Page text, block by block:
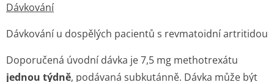
Dávkování
Dávkování u dospělých pacientů s revmatoidní artritidou
Doporučená úvodní dávka je 7,5 mg methotrexátu
jednou týdně, podávaná subkutánně. Dávka může být